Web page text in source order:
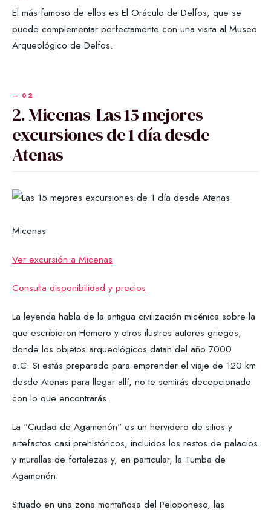
El más famoso de ellos es El Oráculo de Delfos, que se
puede complementar perfectamente con una visita al Museo
Arqueológico de Delfos.
2. Micenas-Las 15 mejores
excursiones de 1 día desde
Atenas
Micenas
Ver excursión a Micenas
Consulta disponibilidad y precios
La leyenda habla de la antigua civilización micénica sobre la
que escribieron Homero y otros ilustres autores griegos,
donde los objetos arqueológicos datan del año 7000
a.C. Si estás preparado para emprender el viaje de 120 km
desde Atenas para llegar allí, no te sentirás decepcionado
con lo que encontrarás.
La "Ciudad de Agamenón" es un hervidero de sitios y
artefactos casi prehistóricos, incluidos los restos de palacios
y murallas de fortalezas y, en particular, la Tumba de
Agamenón.
Situado en una zona montañosa del Peloponeso, las